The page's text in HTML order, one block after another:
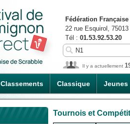
Classements Classique Jeunes
Fédération
22 rue Esquirol,
Tél : 01.53.92.53.20
Il y a actuellement
Tournois et